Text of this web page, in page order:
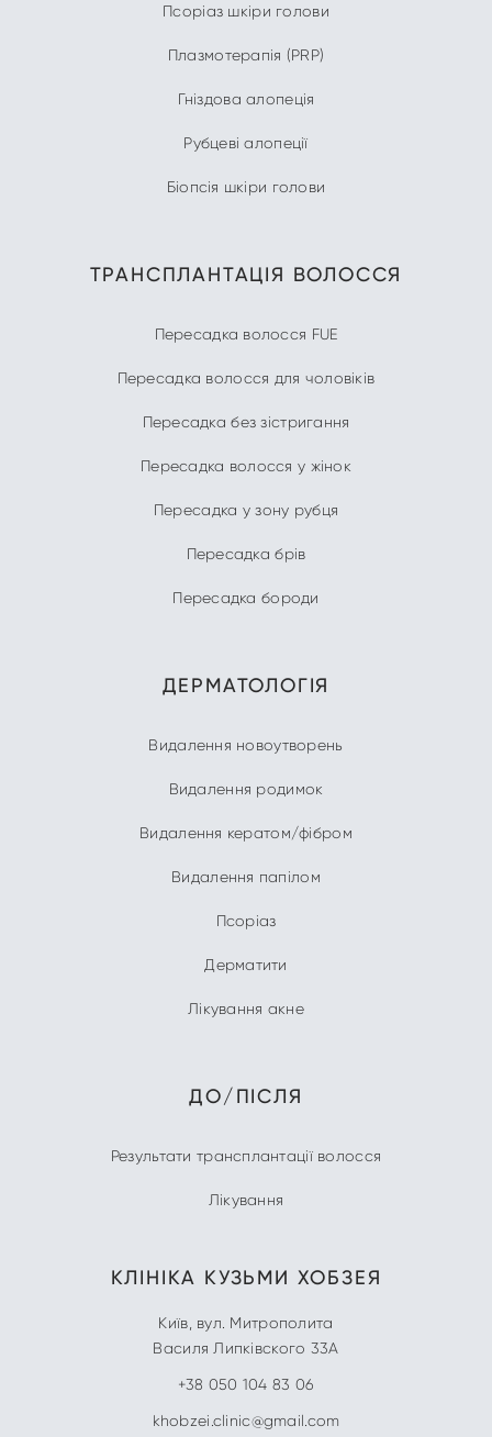
Псоріаз шкіри голови
Плазмотерапія (PRP)
Гніздова алопеція
Рубцеві алопеції
Біопсія шкіри голови
ТРАНСПЛАНТАЦІЯ ВОЛОССЯ
Пересадка волосся FUE
Пересадка волосся для чоловіків
Пересадка без зістригання
Пересадка волосся у жінок
Пересадка у зону рубця
Пересадка брів
Пересадка бороди
ДЕРМАТОЛОГІЯ
Видалення новоутворень
Видалення родимок
Видалення кератом/фібром
Видалення папілом
Псоріаз
Дерматити
Лікування акне
ДО/ПІСЛЯ
Результати трансплантації волосся
Лікування
КЛІНІКА КУЗЬМИ ХОБЗЕЯ
Київ вул. Митрополита
Василя Липківского 33А
+38 050 104 83 06
khobzei.clinic@gmail.com